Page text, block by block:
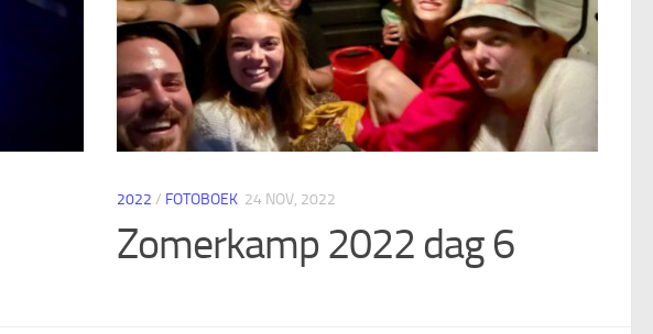
2022 / FOTOBOEK 24 NOV, 2022
Zomerkamp 2022 dag 6